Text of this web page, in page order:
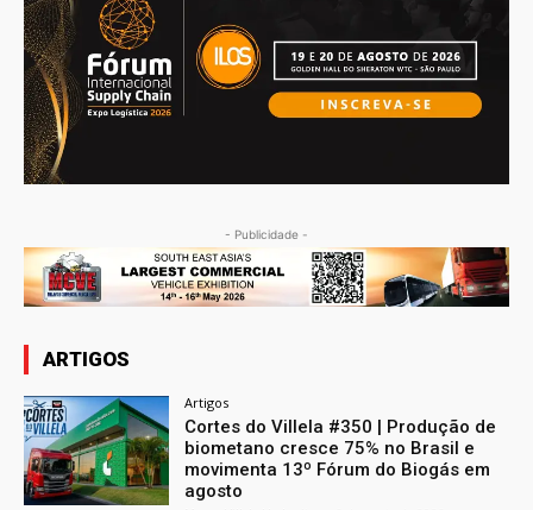
- Publicidade -
ARTIGOS
Artigos
Cortes do Villela #350 | Produção de
biometano cresce 75% no Brasil e
movimenta 13º Fórum do Biogás em
agosto